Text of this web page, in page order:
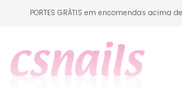
PORTES GRÁTIS em encomendas acima